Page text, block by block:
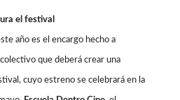
el festival
año es el encargo hecho a
que deberá crear una
cuyo estreno se celebrará en la